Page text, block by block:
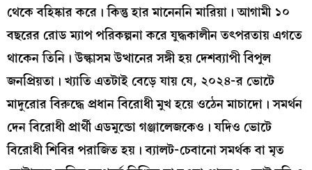
থেকে বহিষ্কার করে। কিন্তু হার মানেননি মারিয়া। আগামী ১০
বছরের রোড ম্যাপ পরিকল্পনা করে যুদ্ধকালীন তৎপরতায় এগতে
থাকেন তিনি। উল্কাসম উত্থানের সঙ্গী হয় দেশব্যাপী বিপুল
জনপ্রিয়তা। খ্যাতি এতটাই বেড়ে যায় যে, ২০২৪-র ভোটে
মাদুরোর বিরুদ্ধে প্রধান বিরোধী মুখ হয়ে ওঠেন মাচাদো। সমর্থন
দেন বিরোধী প্রার্থী এডমুন্ডো গঞ্জালেজকেও। যদিও ভোটে
বিরোধী শিবির পরাজিত হয়। ব্যালট-চেবানো সমর্থক বা মৃত